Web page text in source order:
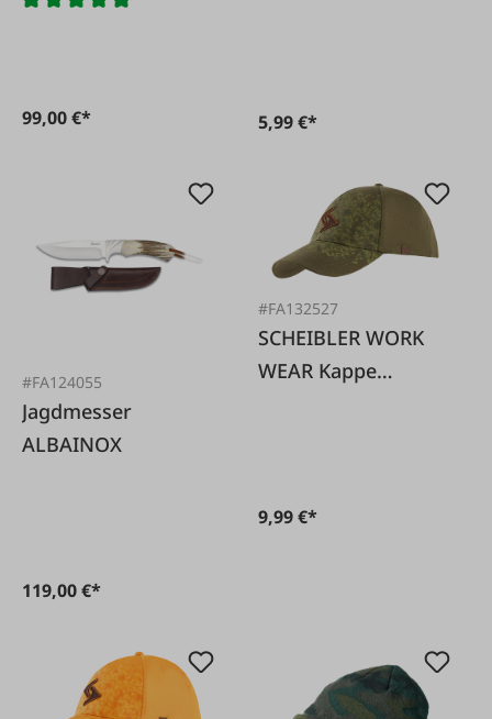
99,00 €* 5,99 €*
#FA124055
Jagdmesser
ALBAINOX
119,00 €*
#FA132527
SCHEIBLER WORK
WEAR Kappe
9,99 €*